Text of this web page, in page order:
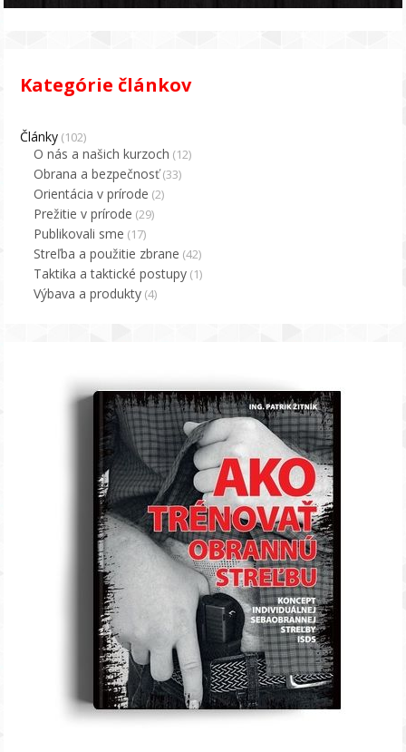
Kategórie článkov
Články (102)
O nás a našich kurzoch (12)
Obrana a bezpečnosť(33)
Orientácia v prírode (2)
Prežitie v prírode (29)
Publikovali sme (17)
Streľba a použitie zbrane (42)
Taktika a taktické postupy (1)
Výbava a produkty (4)